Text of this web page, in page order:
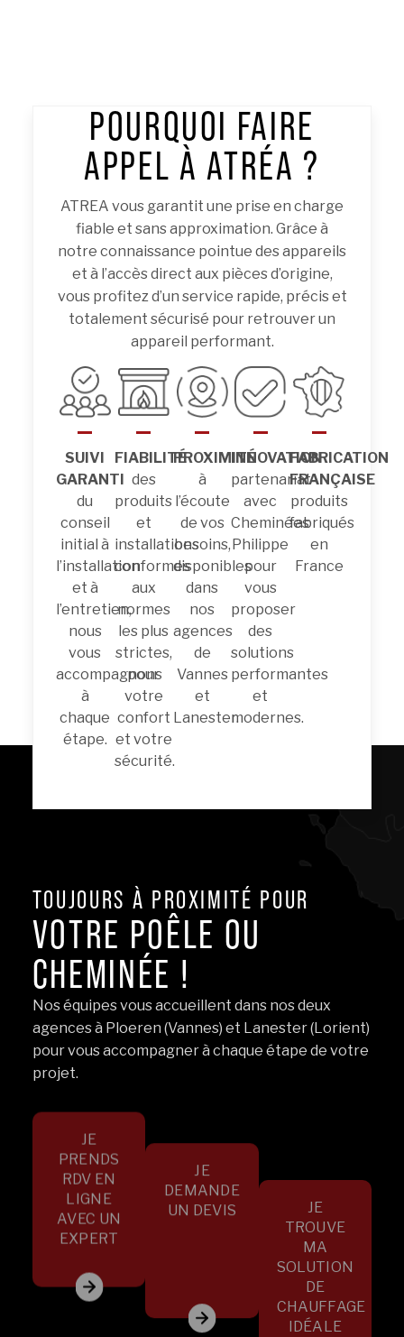
POURQUOI FAIRE
APPEL À ATRÉA ?
ATREA vous garantit une prise en charge
fiable et sans approximation. Grâce à
notre connaissance pointue des appareils
et à l’accès direct aux pièces d’origine,
vous profitez d’un service rapide, précis et
totalement sécurisé pour retrouver un
appareil performant.
SUIVI
GARANTI
du
conseil
initial à
l’installation
et à
l’entretien,
nous
vous
accompagnons
à
chaque
étape.
FIABILITÉ
des
produits
et
installations
conformes
aux
normes
les plus
strictes,
pour
votre
confort
et votre
sécurité.
PROXIMITÉ
à
l’écoute
de vos
besoins,
disponibles
dans
nos
agences
de
Vannes
et
Lanester.
INNOVATION
partenariat
avec
Cheminées
Philippe
pour
vous
proposer
des
solutions
performantes
et
modernes.
FABRICATION
FRANÇAISE
produits
fabriqués
en
France
TOUJOURS À PROXIMITÉ POUR
VOTRE POÊLE OU
CHEMINÉE !
Nos équipes vous accueillent dans nos deux
agences à Ploeren (Vannes) et Lanester (Lorient)
pour vous accompagner à chaque étape de votre
projet.
JE
PRENDS
RDV EN
LIGNE
AVEC UN
EXPERT
JE
DEMANDE
UN DEVIS
JE
TROUVE
MA
SOLUTION
DE
CHAUFFAGE
IDÉALE